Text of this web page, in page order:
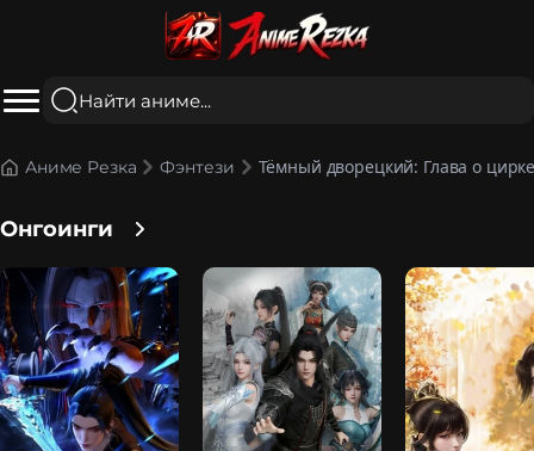
Аниме Резка Фэнтези Тёмный дворецкий: Глава о
Онгоинги